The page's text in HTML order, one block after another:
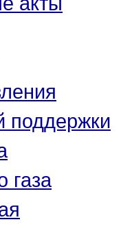
поддержки
газа